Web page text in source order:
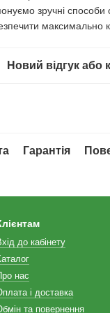
зручні способи
максимально
Новий відгук або
Гарантія
до кабінету
нас
і доставка
та повернення